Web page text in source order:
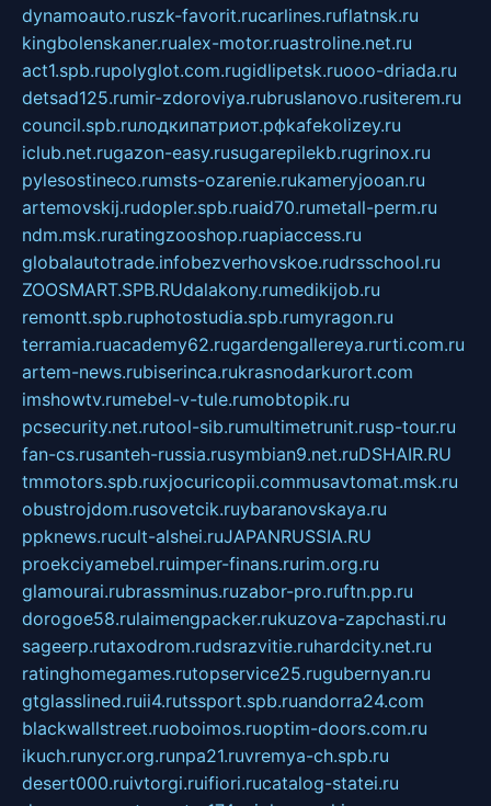
dynamoauto.ruszk-favorit.rucarlines.ruflatnsk.ru
kingbolenskaner.rualex-motor.ruastroline.net.ru
act1.spb.rupolyglot.com.rugidlipetsk.ruooo-driada.ru
detsad125.rumir-zdoroviya.rubruslanovo.rusiterem.ru
council.spb.ruлодкипатриот.рфkafekolizey.ru
iclub.net.rugazon-easy.rusugarepilekb.rugrinox.ru
pylesostineco.rumsts-ozarenie.rukameryjooan.ru
artemovskij.rudopler.spb.ruaid70.rumetall-perm.ru
ndm.msk.ruratingzooshop.ruapiaccess.ru
globalautotrade.infobezverhovskoe.rudrsschool.ru
ZOOSMART.SPB.RUdalakony.rumedikijob.ru
remontt.spb.ruphotostudia.spb.rumyragon.ru
terramia.ruacademy62.rugardengallereya.rurti.com.ru
artem-news.rubiserinca.rukrasnodarkurort.com
imshowtv.rumebel-v-tule.rumobtopik.ru
pcsecurity.net.rutool-sib.rumultimetrunit.rusp-tour.ru
fan-cs.rusanteh-russia.rusymbian9.net.ruDSHAIR.RU
tmmotors.spb.ruxjocuricopii.commusavtomat.msk.ru
obustrojdom.rusovetcik.ruybaranovskaya.ru
ppknews.rucult-alshei.ruJAPANRUSSIA.RU
proekciyamebel.ruimper-finans.rurim.org.ru
glamourai.rubrassminus.ruzabor-pro.ruftn.pp.ru
dorogoe58.rulaimengpacker.rukuzova-zapchasti.ru
sageerp.rutaxodrom.rudsrazvitie.ruhardcity.net.ru
ratinghomegames.rutopservice25.rugubernyan.ru
gtglasslined.ruii4.rutssport.spb.ruandorra24.com
blackwallstreet.ruoboimos.ruoptim-doors.com.ru
ikuch.runycr.org.runpa21.ruvremya-ch.spb.ru
desert000.ruivtorgi.ruifiori.rucatalog-statei.ru